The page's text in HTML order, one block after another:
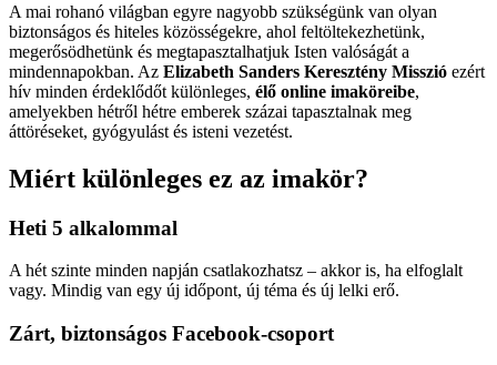
A mai rohanó világban egyre nagyobb szükségünk van olyan
biztonságos és hiteles közösségekre, ahol feltöltekezhetünk,
megerősödhetünk és megtapasztalhatjuk Isten valóságát a
mindennapokban. Az Elizabeth Sanders Keresztény Misszió ezért
hív minden érdeklődőt különleges, élő online imaköreibe,
amelyekben hétről hétre emberek százai tapasztalnak meg
áttöréseket, gyógyulást és isteni vezetést.
Miért különleges ez az imakör?
Heti 5 alkalommal
A hét szinte minden napján csatlakozhatsz – akkor is, ha elfoglalt
vagy. Mindig van egy új időpont, új téma és új lelki erő.
Zárt, biztonságos Facebook-csoport